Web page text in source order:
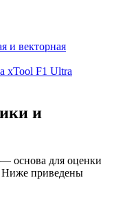
и векторная
xTool F1 Ultra
и
основа для оценки
Ниже приведены